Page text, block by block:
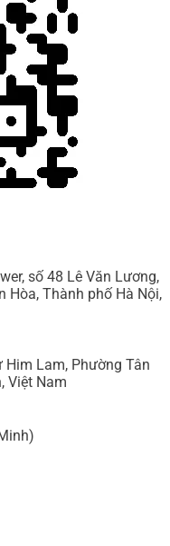
số 48 Lê Văn Lương,
Hòa, Thành phố Hà Nội,
Lam, Phường Tân
Việt Nam